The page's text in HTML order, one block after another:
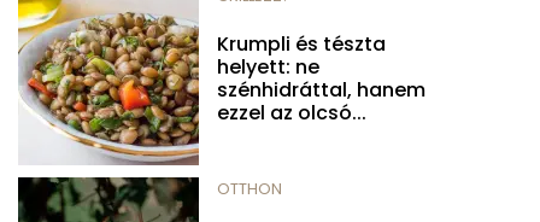
Krumpli és tészta
helyett: ne
szénhidráttal, hanem
ezzel az olcsó...
OTTHON